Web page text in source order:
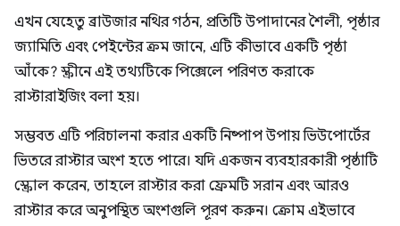
এখন যেহেতু ব্রাউজার নথির গঠন, প্রতিটি উপাদানের শৈলী, পৃষ্ঠার
জ্যামিতি এবং পেইন্টের ক্রম জানে, এটি কীভাবে একটি পৃষ্ঠা
আঁকে? স্ক্রীনে এই তথ্যটিকে পিক্সেলে পরিণত করাকে
রাস্টারাইজিং বলা হয়।
সম্ভবত এটি পরিচালনা করার একটি নিষ্পাপ উপায় ভিউপোর্টের
ভিতরে রাস্টার অংশ হতে পারে। যদি একজন ব্যবহারকারী পৃষ্ঠাটি
স্ক্রোল করেন, তাহলে রাস্টার করা ফ্রেমটি সরান এবং আরও
রাস্টার করে অনুপস্থিত অংশগুলি পূরণ করুন। ক্রোম এইভাবে